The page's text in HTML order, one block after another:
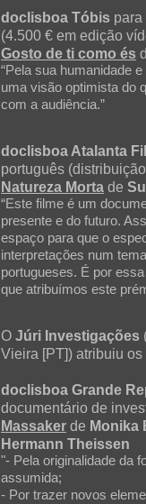
doclisboa Tóbis
(4.500 € em edição
Gosto de ti como és
“Pela sua humanidade
uma visão optimista do
com a audiência.”
doclisboa Atalanta
português
Natureza Morta de
“Este filme é um
presente e do futuro.
espaço para que o
interpretações num
portugueses. É por
que atribuímos este
O Júri Investigações
Vieira [PT]) atribuiu os
doclisboa Grande
documentário de
Massaker de Monika
Hermann Theissen
"- Pela originalidade da
assumida;
- Por trazer novos